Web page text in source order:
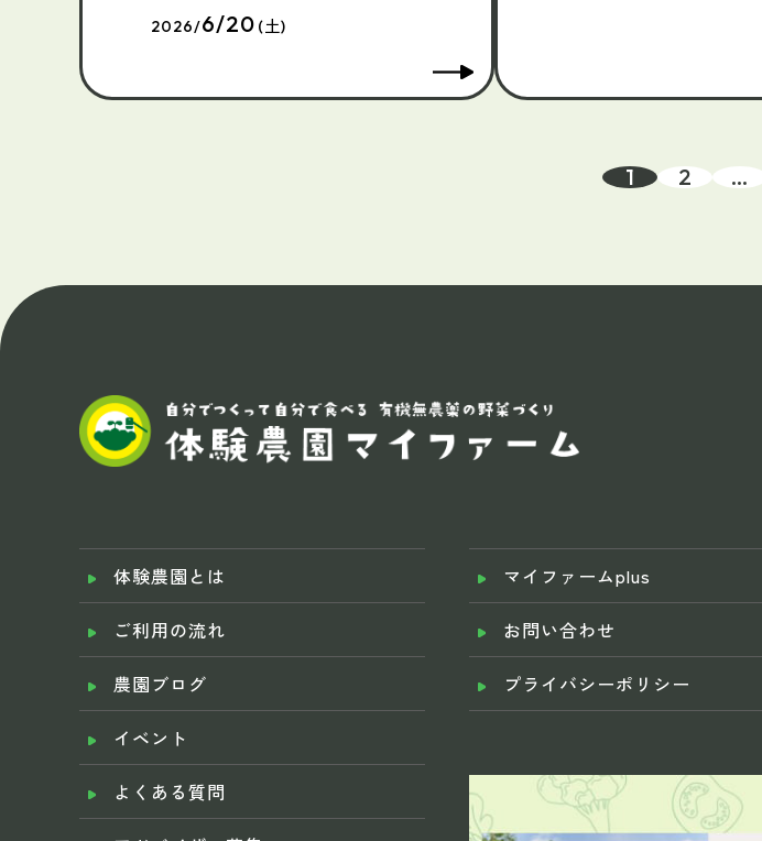
2026/6/20 (土)
1 2 …
体験農園とは
ご利用の流れ
農園ブログ
イベント
よくある質問
マイファームplus
お問い合わせ
プライバシーポリシー